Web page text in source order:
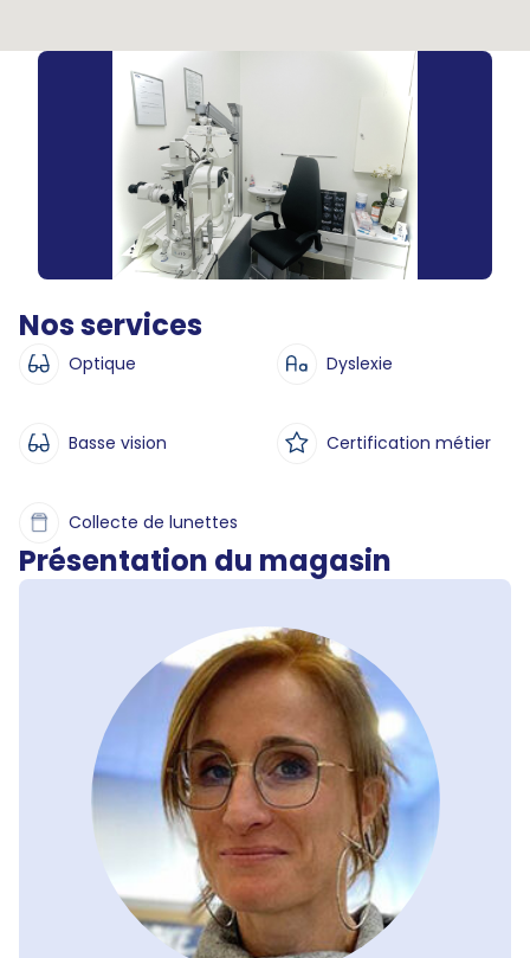
Nos services
Optique Dyslexie
Basse vision Certification métier
Collecte de lunettes
Présentation du magasin